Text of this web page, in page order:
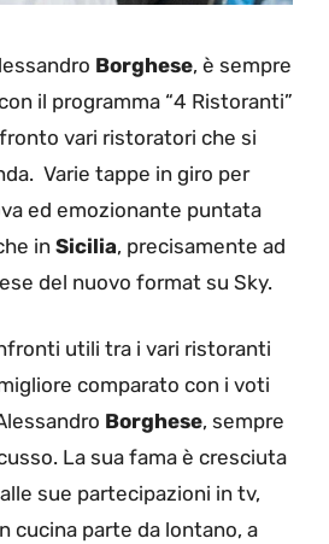
Borghese, è sempre
il programma “4 Ristoranti”
vari ristoratori che si
Varie tappe in giro per
ed emozionante puntata
in Sicilia, precisamente ad
del nuovo format su Sky.
utili tra i vari ristoranti
comparato con i voti
Borghese, sempre
La sua fama è cresciuta
sue partecipazioni in tv,
cucina parte da lontano, a